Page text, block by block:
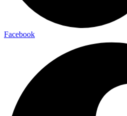
Facebook